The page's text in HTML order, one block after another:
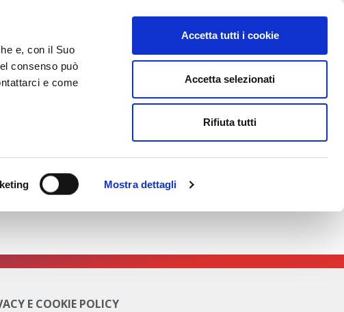
e, con il Suo
consenso può
e come
Mostra dettagli
Accetta tutti i cookie
Accetta selezionati
Rifiuta tutti
CONTATTI AREA RISERVATA
architetture/sistemi di elettrificazione Mild Hybrid
E COOKIE POLICY